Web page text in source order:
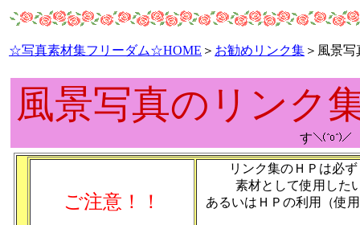
☆写真素材集フリーダム☆HOME ＞ お勧めリンク集 ＞風景
風景写真のリンク
す
ご注意！！
リンク集のＨＰは必
素材として使用した
あるいはＨＰの利用（使